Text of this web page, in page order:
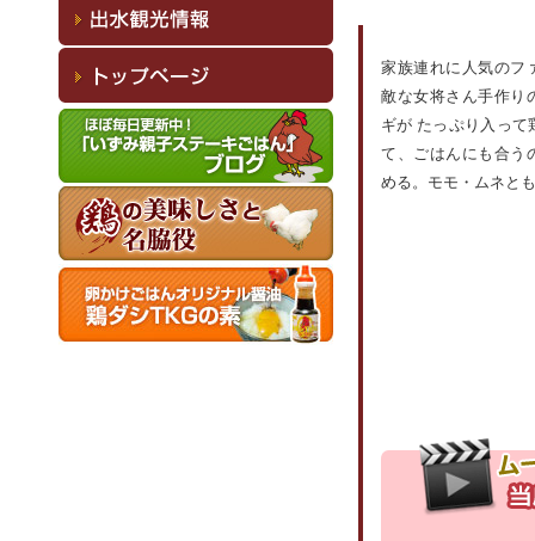
家族連れに人気のフ
敵な女将さん手作り
ギが たっぷり入っ
て、ごはんにも合う
める。モモ・ムネと